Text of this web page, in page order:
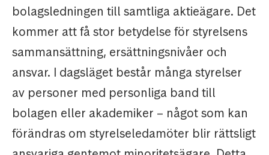
bolagsledningen till samtliga aktieägare. Det
kommer att få stor betydelse för styrelsens
sammansättning, ersättningsnivåer och
ansvar. I dagsläget består många styrelser
av personer med personliga band till
bolagen eller akademiker – något som kan
förändras om styrelseledamöter blir rättsligt